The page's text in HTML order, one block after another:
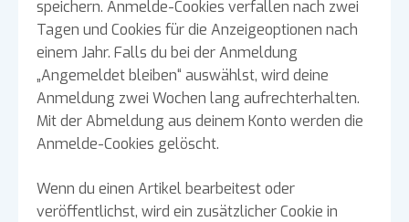
speichern. Anmelde-Cookies verfallen nach zwei
Tagen und Cookies für die Anzeigeoptionen nach
einem Jahr. Falls du bei der Anmeldung
„Angemeldet bleiben“ auswählst, wird deine
Anmeldung zwei Wochen lang aufrechterhalten.
Mit der Abmeldung aus deinem Konto werden die
Anmelde-Cookies gelöscht.
Wenn du einen Artikel bearbeitest oder
veröffentlichst, wird ein zusätzlicher Cookie in